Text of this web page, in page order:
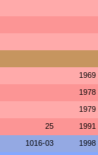
1969
1978
1979
25 1991
1016-03 1998